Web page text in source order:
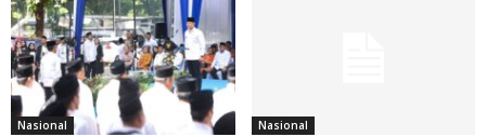
Nasional Nasional